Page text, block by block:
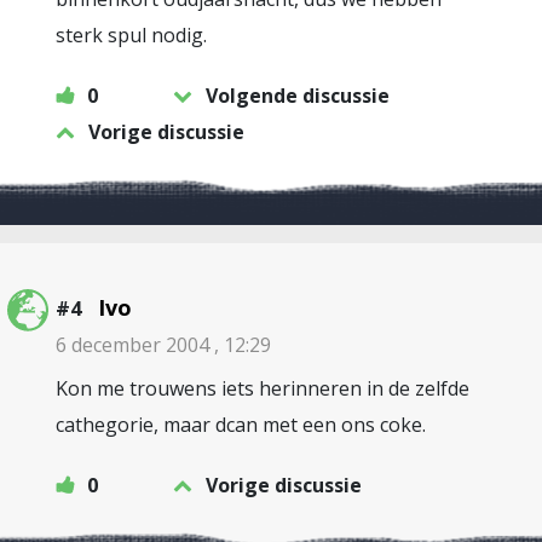
sterk spul nodig.
0
Volgende discussie
Vorige discussie
#4 Ivo
6 december 2004 , 12:29
Kon me trouwens iets herinneren in de zelfde
cathegorie, maar dcan met een ons coke.
0 Vorige discussie